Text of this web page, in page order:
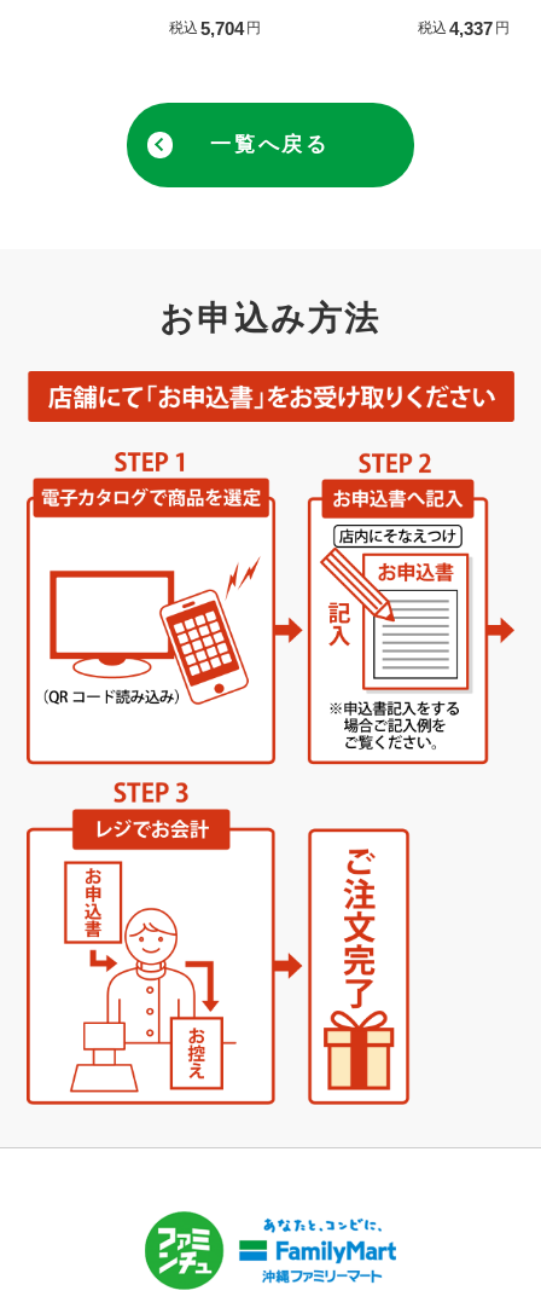
税込 5,704 円 税込 4,337 円
一覧へ戻る
お申込み方法